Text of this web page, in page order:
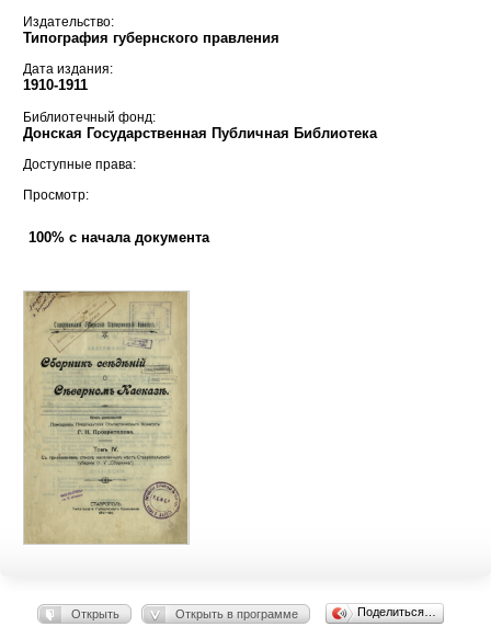
Издательство:
Типография губернского правления
Дата издания:
1910-1911
Библиотечный фонд:
Донская Государственная Публичная Библиотека
Доступные права:
Просмотр:
100% с начала документа
Открыть Открыть в программе Поделиться…